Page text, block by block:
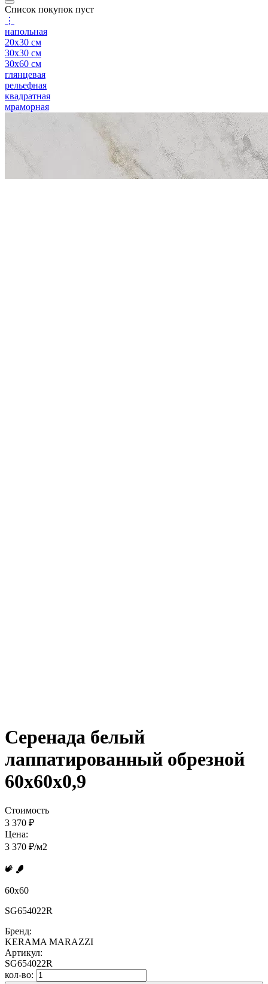
Список покупок пуст
⋮
напольная
20x30 см
30x30 см
30x60 см
глянцевая
рельефная
квадратная
мраморная
Серенада белый
лаппатированный обрезной
60x60x0,9
Стоимость
3 370 ₽
Цена:
3 370 ₽/м2
60x60
SG654022R
Бренд:
KERAMA MARAZZI
Артикул:
SG654022R
кол-во: